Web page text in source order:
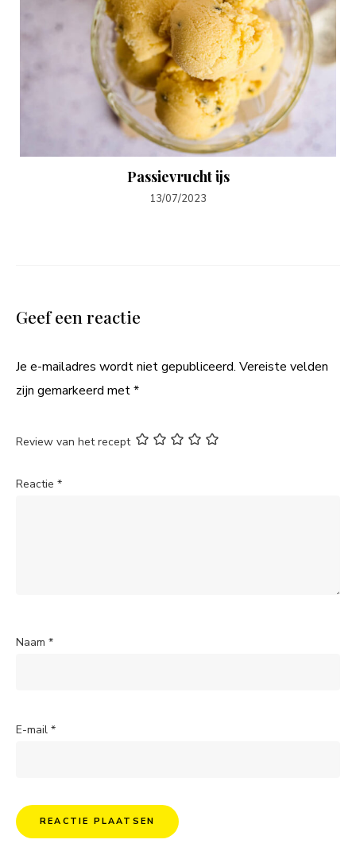
Passievrucht ijs
13/07/2023
Geef een reactie
Je e-mailadres wordt niet gepubliceerd. Vereiste velden
zijn gemarkeerd met*
Review van het recept
Reactie *
Naam *
E-mail *